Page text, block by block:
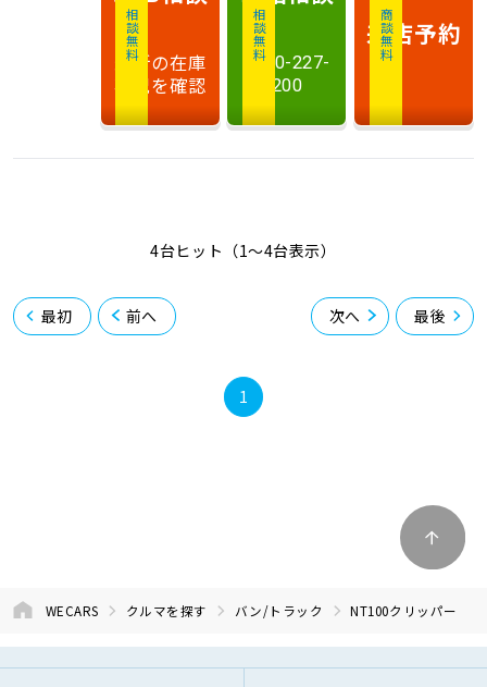
相談無料
最新の在庫
状況を確認
相談無料
0120-227-
200
商談無料
来店予約
4台ヒット（1〜4台表示）
最初 前へ
1
次へ 最後
WECARS クルマを探す バン/トラック NT100クリッパー